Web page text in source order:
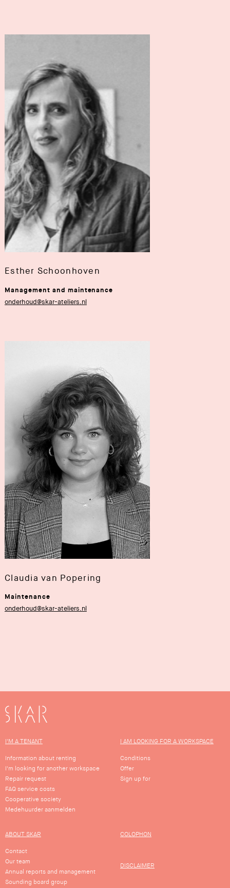
Esther Schoonhoven
Management and maintenance
onderhoud@skar-ateliers.nl
Claudia van Popering
Maintenance
onderhoud@skar-ateliers.nl
SKAR
I'M A TENANT
Information about renting
I'm looking for another workspace
Repair request
FAQ service costs
Cooperative society
Medehuurder aanmelden
I AM LOOKING FOR A WORKSPACE
Conditions
Offer
Sign up for
ABOUT SKAR
Contact
Our team
Annual reports and management
Sounding board group
COLOPHON
DISCLAIMER